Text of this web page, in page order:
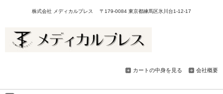
株式会社 メディカルプレス 〒179-0084 東京都練馬区氷川台1-12-17
カートの中身を見る 会社概要